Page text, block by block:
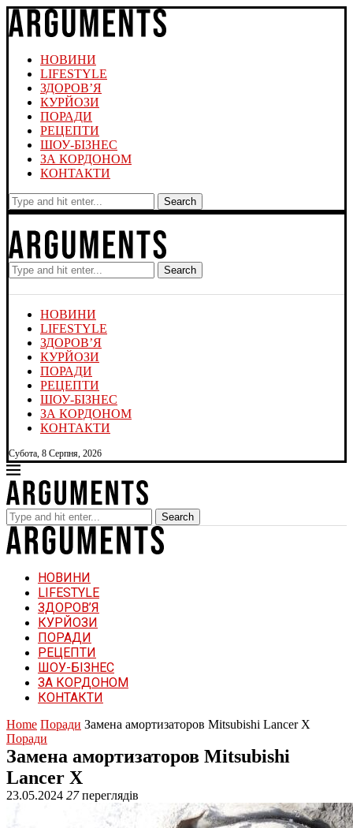
НОВИНИ
LIFESTYLE
ЗДОРОВ’Я
КУРЙОЗИ
ПОРАДИ
РЕЦЕПТИ
ШОУ-БІЗНЕС
ЗА КОРДОНОМ
КОНТАКТИ
Search
Search
НОВИНИ
LIFESTYLE
ЗДОРОВ’Я
КУРЙОЗИ
ПОРАДИ
РЕЦЕПТИ
ШОУ-БІЗНЕС
ЗА КОРДОНОМ
КОНТАКТИ
Субота, 8 Серпня, 2026
Search
НОВИНИ
LIFESTYLE
ЗДОРОВ’Я
КУРЙОЗИ
ПОРАДИ
РЕЦЕПТИ
ШОУ-БІЗНЕС
ЗА КОРДОНОМ
КОНТАКТИ
Home Поради Замена амортизаторов Mitsubishi Lancer Х
Поради
Замена амортизаторов Mitsubishi
Lancer Х
23.05.2024 27переглядів